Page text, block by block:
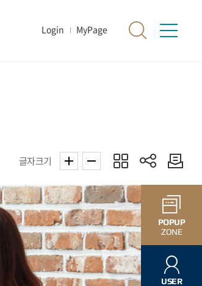
Login MyPage
POPUP
ZONE
USER
글자크기